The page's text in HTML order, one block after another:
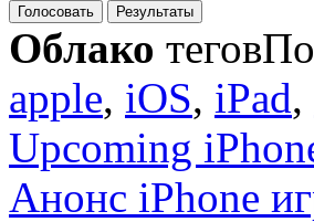
Голосовать Результаты
Облако тегов
apple, iOS, iPad,
Upcoming
Анонс iPhone